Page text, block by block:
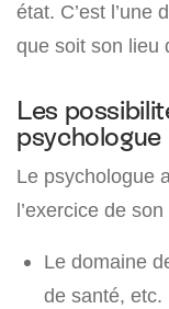
état. C’est l’une
que soit son lieu
Les
psychologue
Le psychologue
l’exercice de
Le domaine
de santé, etc.